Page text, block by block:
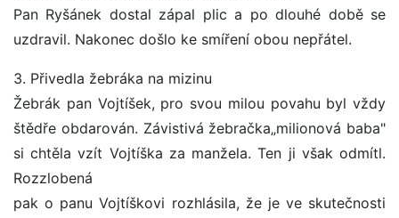
Pan Ryšánek dostal zápal plic a po dlouhé době se
uzdravil. Nakonec došlo ke smíření obou nepřátel.
3. Přivedla žebráka na mizinu
Žebrák pan Vojtíšek, pro svou milou povahu byl vždy
štědře obdarován. Závistivá žebračka„milionová baba"
si chtěla vzít Vojtíška za manžela. Ten ji však odmítl.
Rozzlobená
pak o panu Vojtíškovi rozhlásila, že je ve skutečnosti